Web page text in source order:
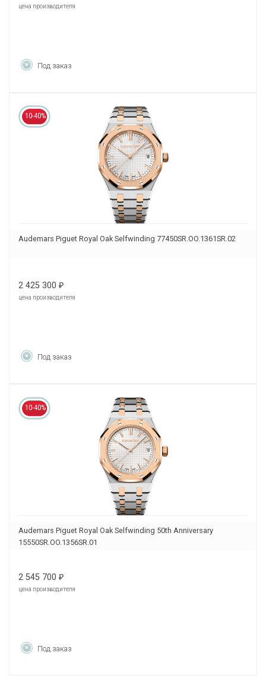
цена производителя
Под заказ
10-40%
Audemars Piguet Royal Oak Selfwinding 77450SR.OO.1361SR.02
2 425 300 ₽
цена производителя
Под заказ
10-40%
Audemars Piguet Royal Oak Selfwinding 50th Anniversary
15550SR.OO.1356SR.01
2 545 700 ₽
цена производителя
Под заказ